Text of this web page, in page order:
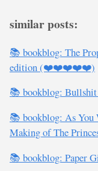
similar posts:
📚 bookblog: The
edition (❤️❤️❤️❤️❤️)
📚 bookblog:
📚 bookblog: As You
Making of The
📚 bookblog: